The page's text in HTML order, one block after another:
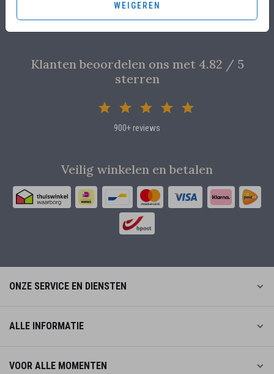
WEIGEREN
Overleg met designers van de ontwerpstudio
Proefdruk voor €4,95
Klanten beoordelen ons met 4.82 / 5
sterren
900+ reviews
Veilig winkelen en betalen
ONZE SERVICE EN DIENSTEN
ALLE INFORMATIE
VOOR ALLE MOMENTEN